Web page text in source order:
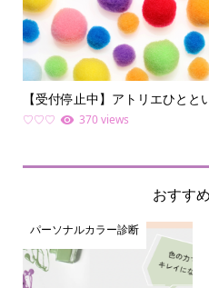
【受付停止中】アトリエひと
♡♡♡ 370 views
おすす
パーソナルカラー診断